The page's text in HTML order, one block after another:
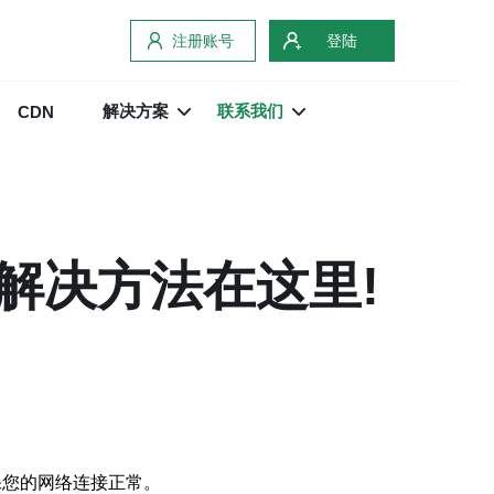
注册账号 登陆
CDN 解决方案 联系我们
决方法在这里!
的网络连接正常。